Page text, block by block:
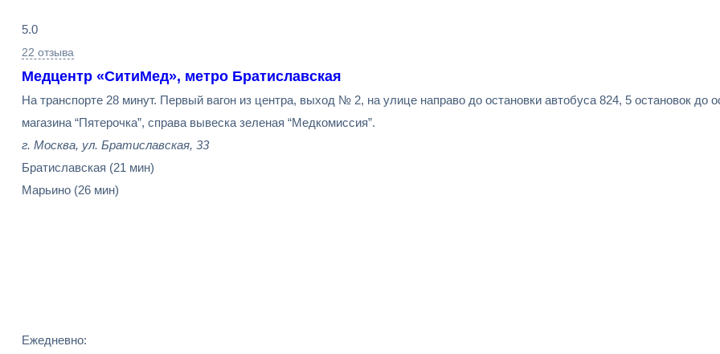
5.0
22 отзыва
Медцентр «СитиМед», метро Братиславская
На транспорте 28 минут. Первый вагон из центра, выход № 2, на улице направо до остановки автобуса 824, 5 остановок до
магазина “Пятерочка”, справа вывеска зеленая “Медкомиссия”.
г. Москва, ул. Братиславская, 33
Братиславская (21 мин)
Марьино (26 мин)
Ежедневно: